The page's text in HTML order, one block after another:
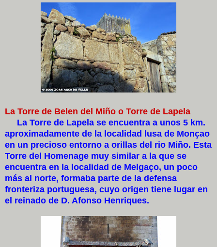
La Torre de Belen del Miño o Torre de Lapela
La Torre de Lapela se encuentra a unos 5 km.
aproximadamente de la localidad lusa de Monçao
en un precioso entorno a orillas del rio Miño. Esta
Torre del Homenage muy similar a la que se
encuentra en la localidad de Melgaço, un poco
más al norte, formaba parte de la defensa
fronteriza portuguesa, cuyo origen tiene lugar en
el reinado de D. Afonso Henriques.